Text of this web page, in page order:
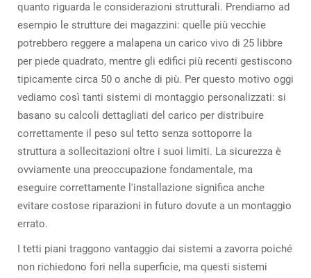
quanto riguarda le considerazioni strutturali. Prendiamo ad
esempio le strutture dei magazzini: quelle più vecchie
potrebbero reggere a malapena un carico vivo di 25 libbre
per piede quadrato, mentre gli edifici più recenti gestiscono
tipicamente circa 50 o anche di più. Per questo motivo oggi
vediamo così tanti sistemi di montaggio personalizzati: si
basano su calcoli dettagliati del carico per distribuire
correttamente il peso sul tetto senza sottoporre la
struttura a sollecitazioni oltre i suoi limiti. La sicurezza è
ovviamente una preoccupazione fondamentale, ma
eseguire correttamente l'installazione significa anche
evitare costose riparazioni in futuro dovute a un montaggio
errato.
I tetti piani traggono vantaggio dai sistemi a zavorra poiché
non richiedono fori nella superficie, ma questi sistemi